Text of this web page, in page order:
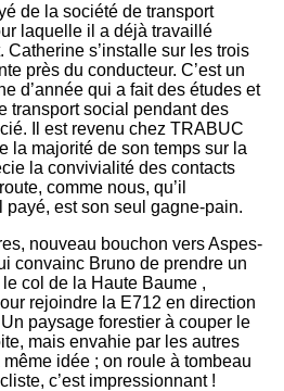
de la société de transport
laquelle il a déjà travaillé
s’installe sur les trois
près du conducteur. C’est un
d’année qui a fait des études et
transport social pendant des
Il est revenu chez TRABUC
la majorité de son temps sur la
la convivialité des contacts
comme nous, qu’il
payé, est son seul gagne-pain.
nouveau bouchon vers Aspes-
convainc Bruno de prendre un
col de la Haute Baume ,
rejoindre la E712 en direction
paysage forestier à couper le
mais envahie par les autres
idée ; on roule à tombeau
c’est impressionnant !